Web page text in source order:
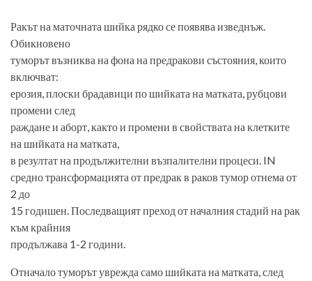
Ракът на маточната шийка рядко се появява изведнъж.
Обикновено
туморът възниква на фона на предракови състояния, които
включват:
ерозия, плоски брадавици по шийката на матката, рубцови
промени след
раждане и аборт, както и промени в свойствата на клетките
на шийката на матката,
в резултат на продължителни възпалителни процеси. IN
средно трансформацията от предрак в раков тумор отнема от
2 до
15 годишен. Последващият преход от началния стадий на рак
към крайния
продължава 1-2 години.
Отначало туморът уврежда само шийката на матката, след